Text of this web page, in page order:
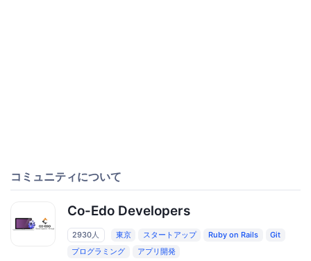
コミュニティについて
Co-Edo Developers
2930人 東京 スタートアップ Ruby on Rails
Git
プログラミング
アプリ開発